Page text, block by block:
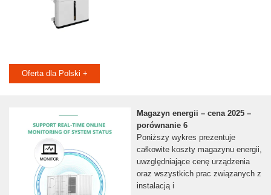
Oferta dla Polski +
Magazyn energii – cena 2025 –
porównanie 6
Poniższy wykres prezentuje
całkowite koszty magazynu energii,
uwzględniające cenę urządzenia
oraz wszystkich prac związanych z
instalacją i